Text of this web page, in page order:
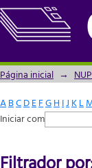
Filtrador
Página inicial →
ABCDEFGH IJ KL
Iniciar com
Filtrador